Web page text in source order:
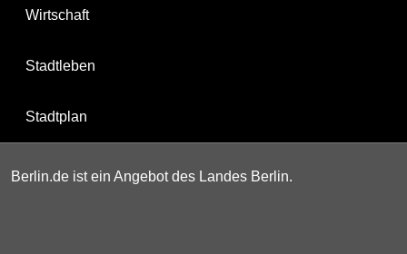
Wirtschaft
Stadtleben
Stadtplan
Berlin.de ist ein Angebot des Landes Berlin.